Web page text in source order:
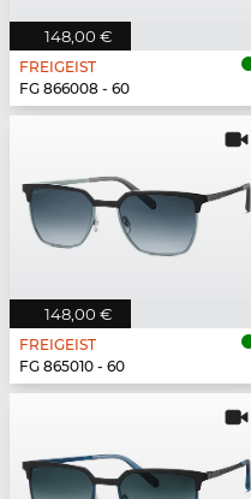
148,00 €
FREIGEIST
FG 866008 - 60
148,00 €
FREIGEIST
FG 865010 - 60